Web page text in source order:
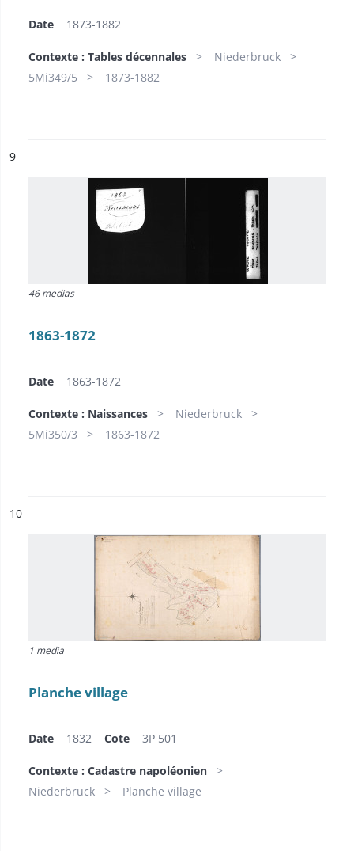
Date 1873-1882
Contexte : Tables décennales
Niederbruck
5Mi349/5
1873-1882
n°
9
46 medias
1863-1872
Date 1863-1872
Contexte : Naissances
Niederbruck
5Mi350/3
1863-1872
n°
10
1 media
Planche village
Date 1832 Cote 3P 501
Contexte : Cadastre napoléonien
Niederbruck
Planche village